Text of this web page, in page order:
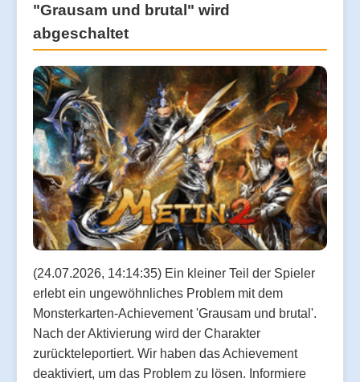
"Grausam und brutal" wird
abgeschaltet
(24.07.2026, 14:14:35) Ein kleiner Teil der Spieler
erlebt ein ungewöhnliches Problem mit dem
Monsterkarten-Achievement 'Grausam und brutal'.
Nach der Aktivierung wird der Charakter
zurückteleportiert. Wir haben das Achievement
deaktiviert, um das Problem zu lösen. Informiere